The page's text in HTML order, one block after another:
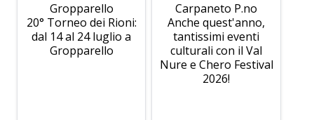
Gropparello
20° Torneo dei Rioni:
dal 14 al 24 luglio a
Gropparello
Carpaneto P.no
Anche quest'anno,
tantissimi eventi
culturali con il Val
Nure e Chero Festival
2026!